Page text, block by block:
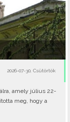
2026-07-30, Csütörtök
amely július 22-
meg, hogy a